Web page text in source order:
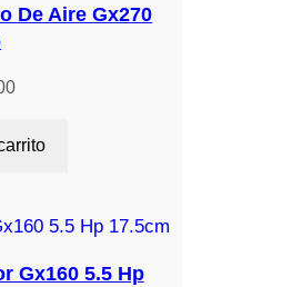
De Aire Gx270
Gx160 5.5 Hp